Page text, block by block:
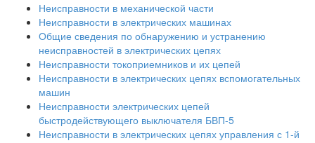
Неисправности в механической части
Неисправности в электрических машинах
Общие сведения по обнаружению и устранению
неисправностей в электрических цепях
Неисправности токоприемников и их цепей
Неисправности в электрических цепях вспомогательных
машин
Неисправности электрических цепей
быстродействующего выключателя БВП-5
Неисправности в электрических цепях управления с 1-й